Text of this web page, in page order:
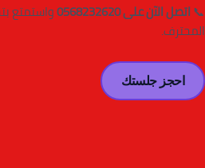
📞اتصل الآن على 0568232620
واستمتع
المحترف.
احجز جلستك